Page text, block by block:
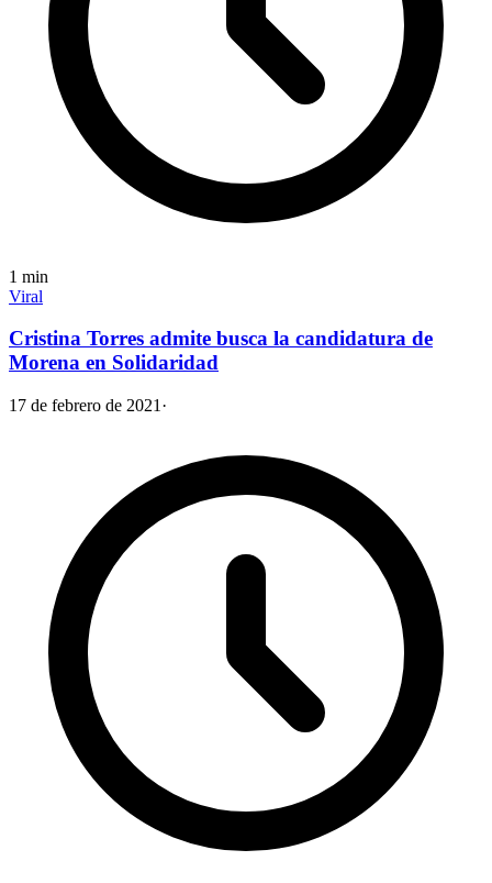
1 min
Viral
Cristina Torres admite busca la candidatura de
Morena en Solidaridad
17 de febrero de 2021 ·